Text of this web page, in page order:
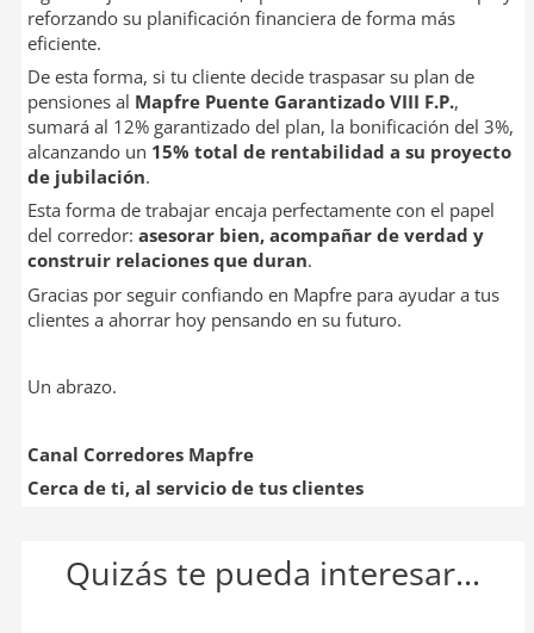
reforzando su planificación financiera de forma más
eficiente.
De esta forma, si tu cliente decide traspasar su plan de
pensiones al Mapfre Puente Garantizado VIII F.P.,
sumará al 12% garantizado del plan, la bonificación del 3%,
alcanzando un 15% total de rentabilidad a su proyecto
de jubilación.
Esta forma de trabajar encaja perfectamente con el papel
del corredor: asesorar bien, acompañar de verdad y
construir relaciones que duran.
Gracias por seguir confiando en Mapfre para ayudar a tus
clientes a ahorrar hoy pensando en su futuro.
Un abrazo.
Canal Corredores Mapfre
Cerca de ti, al servicio de tus clientes
Quizás te pueda interesar...